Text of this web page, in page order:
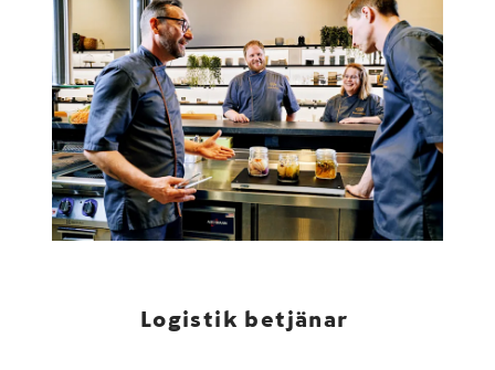
Logistik betjänar